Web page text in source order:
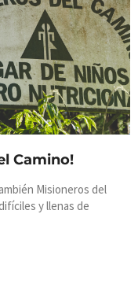
Camino!
Misioneros del
y llenas de